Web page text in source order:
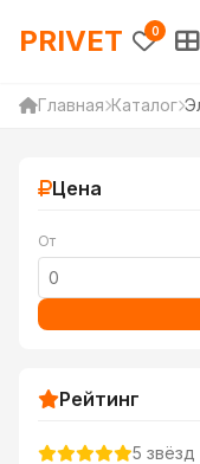
PRIVET —
PRIVET 0
Главная Каталог
Цена
От
Рейтинг
5 звёзд